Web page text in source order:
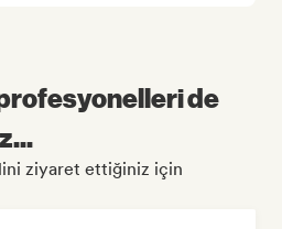
de
ziyaret ettiğiniz için